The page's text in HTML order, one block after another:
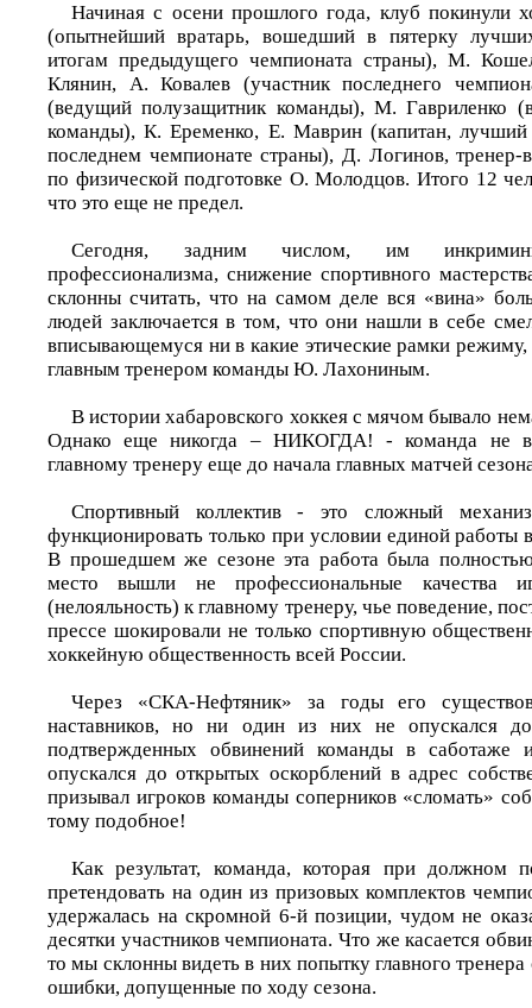
Начиная с осени прошлого года, клуб покинули
(опытнейший вратарь, вошедший в пятерку
итогам предыдущего чемпионата страны), М.
Клянин, А. Ковалев (участник последнего
(ведущий полузащитник команды), М. Гавриленко
команды), К. Еременко, Е. Маврин (капитан,
последнем чемпионате страны), Д. Логинов,
по физической подготовке О. Молодцов. Итого 12
что это еще не предел.
Сегодня, задним числом, им
профессионализма, снижение спортивного
склонны считать, что на самом деле вся «вина»
людей заключается в том, что они нашли в себе
вписывающемуся ни в какие этические рамки
главным тренером команды Ю. Лахониным.
В истории хабаровского хоккея с мячом бывало
Однако еще никогда – НИКОГДА! - команда не
главному тренеру еще до начала главных матчей
Спортивный коллектив - это сложный
функционировать только при условии единой работы
В прошедшем же сезоне эта работа была
место вышли не профессиональные качества
(нелояльность) к главному тренеру, чье поведение,
прессе шокировали не только спортивную
хоккейную общественность всей России.
Через «СКА-Нефтяник» за годы его
наставников, но ни один из них не опускался
подтвержденных обвинений команды в саботаже
опускался до открытых оскорблений в адрес
призывал игроков команды соперников «сломать»
тому подобное!
Как результат, команда, которая при должном
претендовать на один из призовых комплектов
удержалась на скромной 6-й позиции, чудом не
десятки участников чемпионата. Что же касается
то мы склонны видеть в них попытку главного
ошибки, допущенные по ходу сезона.